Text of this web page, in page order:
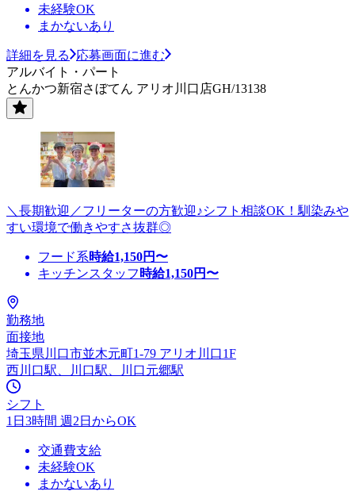
未経験OK
まかないあり
詳細を見る
応募画面に進む
アルバイト・パート
とんかつ新宿さぼてん アリオ川口店GH/13138
＼長期歓迎／フリーターの方歓迎♪シフト相談OK！馴染みや
すい環境で働きやすさ抜群◎
フード系時給1,150円〜
キッチンスタッフ 時給1,150円〜
勤務地
面接地
埼玉県川口市並木元町1-79 アリオ川口1F
西川口駅、川口駅、川口元郷駅
シフト
1日3時間 週2日からOK
交通費支給
未経験OK
まかないあり